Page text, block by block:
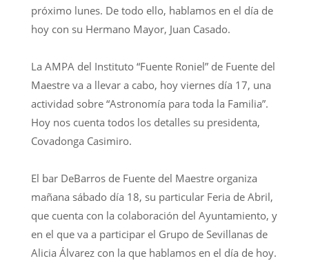
próximo lunes. De todo ello, hablamos en el día de
hoy con su Hermano Mayor, Juan Casado.
La AMPA del Instituto “Fuente Roniel” de Fuente del
Maestre va a llevar a cabo, hoy viernes día 17, una
actividad sobre “Astronomía para toda la Familia”.
Hoy nos cuenta todos los detalles su presidenta,
Covadonga Casimiro.
El bar DeBarros de Fuente del Maestre organiza
mañana sábado día 18, su particular Feria de Abril,
que cuenta con la colaboración del Ayuntamiento, y
en el que va a participar el Grupo de Sevillanas de
Alicia Álvarez con la que hablamos en el día de hoy.